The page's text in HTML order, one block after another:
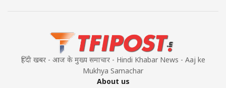
हिंदी खबर - आज के मुख्य समाचार - Hindi Khabar News - Aaj ke
Mukhya Samachar
About us